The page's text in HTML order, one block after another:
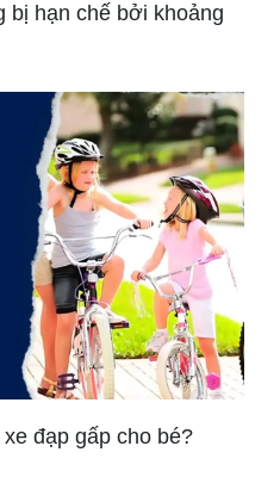
bị hạn chế bởi khoảng
đạp gấp cho bé?